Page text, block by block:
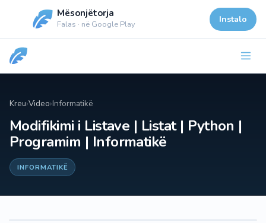
Mësonjëtorja
Falas · në Google Play Instalo
Kreu›Video›Informatikë
Modifikimi i Listave | Listat | Python |
Programim | Informatikë
INFORMATIKË